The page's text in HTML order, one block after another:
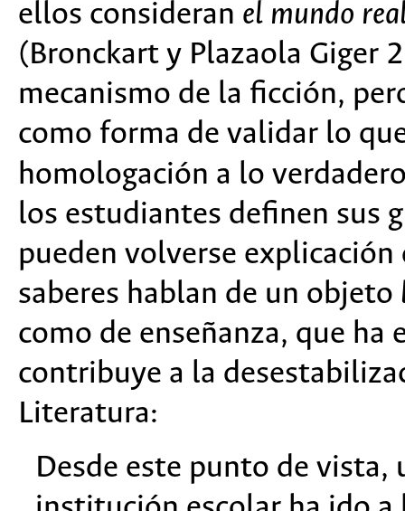
ellos consideran el mundo
(Bronckart y Plazaola Giger
mecanismo de la ficción,
como forma de validar lo
homologación a lo
los estudiantes definen sus
pueden volverse
saberes hablan de un objeto
como de enseñanza, que
contribuye a la
Literatura:
Desde este punto de vista,